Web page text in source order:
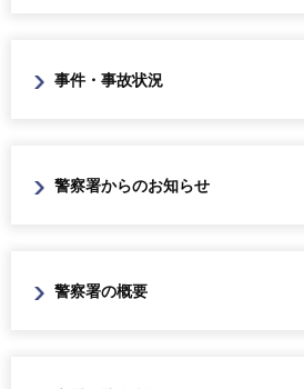
事件・事故状況
警察署からのお知らせ
警察署の概要